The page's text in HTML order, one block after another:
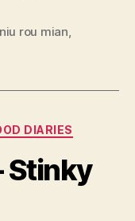
niu rou mian,
DIARIES
Stinky